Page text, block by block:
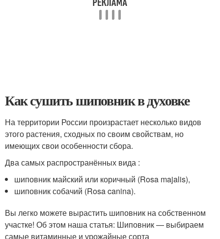
Как сушить шиповник в духовке
На территории России произрастает несколько видов
этого растения, сходных по своим свойствам, но
имеющих свои особенности сбора.
Два самых распространённых вида :
шиповник майский или коричный (Rosa majalis),
шиповник собачий (Rosa canina).
Вы легко можете вырастить шиповник на собственном
участке! Об этом наша статья: Шиповник — выбираем
самые витаминные и урожайные сорта